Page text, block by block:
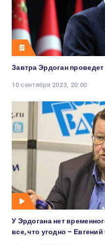
Завтра Эрдоган
10 сентября 2023, 20:00
У Эрдогана нет
все, что угодно –